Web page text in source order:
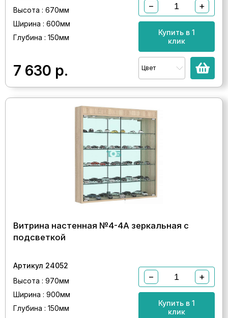
Высота : 670мм
Ширина : 600мм
Глубина : 150мм
7 630 р.
− +
Купить в 1
клик
Цвет
Витрина настенная №4-4А зеркальная с
подсветкой
Артикул 24052
Высота : 970мм
Ширина : 900мм
Глубина : 150мм
− +
Купить в 1
клик